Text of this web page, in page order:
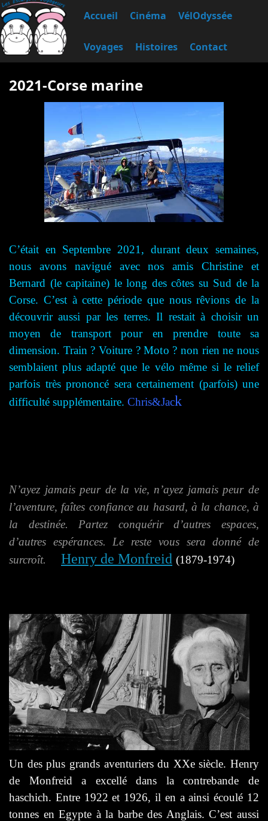
Accueil Cinéma VélOdyssée
Voyages Histoires Contact
2021-Corse marine
C’était en Septembre 2021, durant deux semaines,
nous avons navigué avec nos amis Christine et
Bernard (le capitaine) le long des côtes su Sud de la
Corse. C’est à cette période que nous rêvions de la
découvrir aussi par les terres. Il restait à choisir un
moyen de transport pour en prendre toute sa
dimension. Train ? Voiture ? Moto ? non rien ne nous
semblaient plus adapté que le vélo même si le relief
parfois très prononcé sera certainement (parfois) une
difficulté supplémentaire. Chris&Jack
N’ayez jamais peur de la vie, n’ayez jamais peur de
l’aventure, faîtes confiance au hasard, à la chance, à
la destinée. Partez conquérir d’autres espaces,
d’autres espérances. Le reste vous sera donné de
surcroît. Henry de Monfreid (1879-1974)
Un des plus grands aventuriers du XXe siècle. Henry
de Monfreid a excellé dans la contrebande de
haschich. Entre 1922 et 1926, il en a ainsi écoulé 12
tonnes en Egypte à la barbe des Anglais. C’est aussi